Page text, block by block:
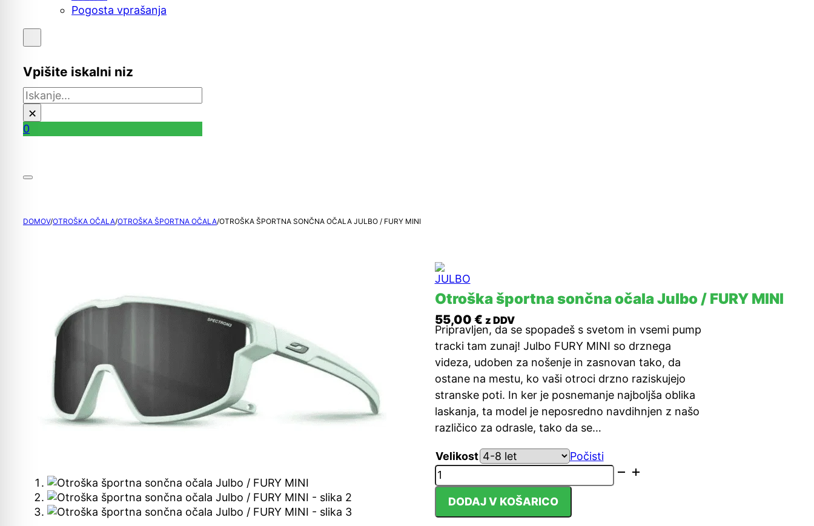
Pogosta vprašanja
Vpišite iskalni niz
Išči
×
0
DOMOV/OTROŠKA OČALA/OTROŠKA ŠPORTNA OČALA/OTROŠKA ŠPORTNA SONČNA OČALA JULBO / FURY MINI
Otroška športna sončna očala Julbo / FURY MINI
55,00 € z DDV
Pripravljen, da se spopadeš s svetom in vsemi pump
tracki tam zunaj! Julbo FURY MINI so drznega
videza, udoben za nošenje in zasnovan tako, da
ostane na mestu, ko vaši otroci drzno raziskujejo
stranske poti. In ker je posnemanje najboljša oblika
laskanja, ta model je neposredno navdihnjen z našo
različico za odrasle, tako da se…
Velikost
Počisti
Otroška
športna
sončna
očala
DODAJ V KOŠARICO